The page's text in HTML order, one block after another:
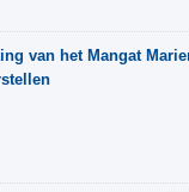
van het Mangat